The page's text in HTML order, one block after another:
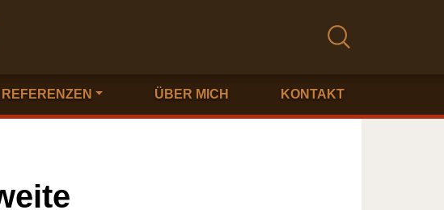
REFERENZEN ÜBER MICH KONTAKT